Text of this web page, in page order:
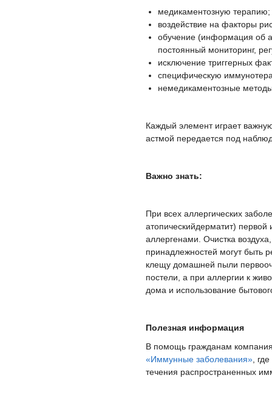
медикаментозную терапию;
воздействие на факторы
обучение (информация об
постоянный мониторинг,
исключение триггерных
специфическую
немедикаментозные
Каждый элемент играет
астмой передается под
Важно знать:
При всех аллергических
атопическийдерматит) первой
аллергенами. Очистка
принадлежностей могут быть
клещу домашней пыли
постели, а при аллергии к
дома и использование
Полезная информация
В помощь гражданам
«Иммунные заболевания» ,
течения распространенных